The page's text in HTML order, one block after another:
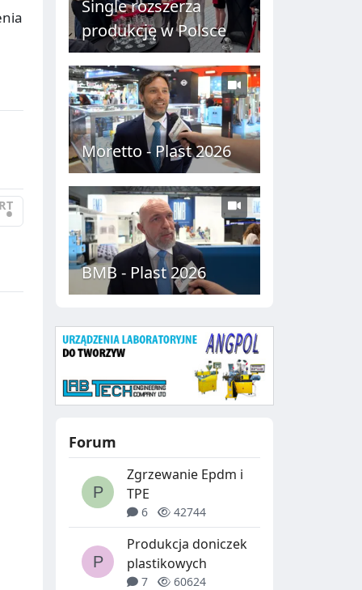
•
C
H
Single rozszerza
produkcję w Polsce
Moretto - Plast 2026
BMB - Plast 2026
Forum
Zgrzewanie Epdm i
TPE
6 42744
Produkcja doniczek
plastikowych
7 60624